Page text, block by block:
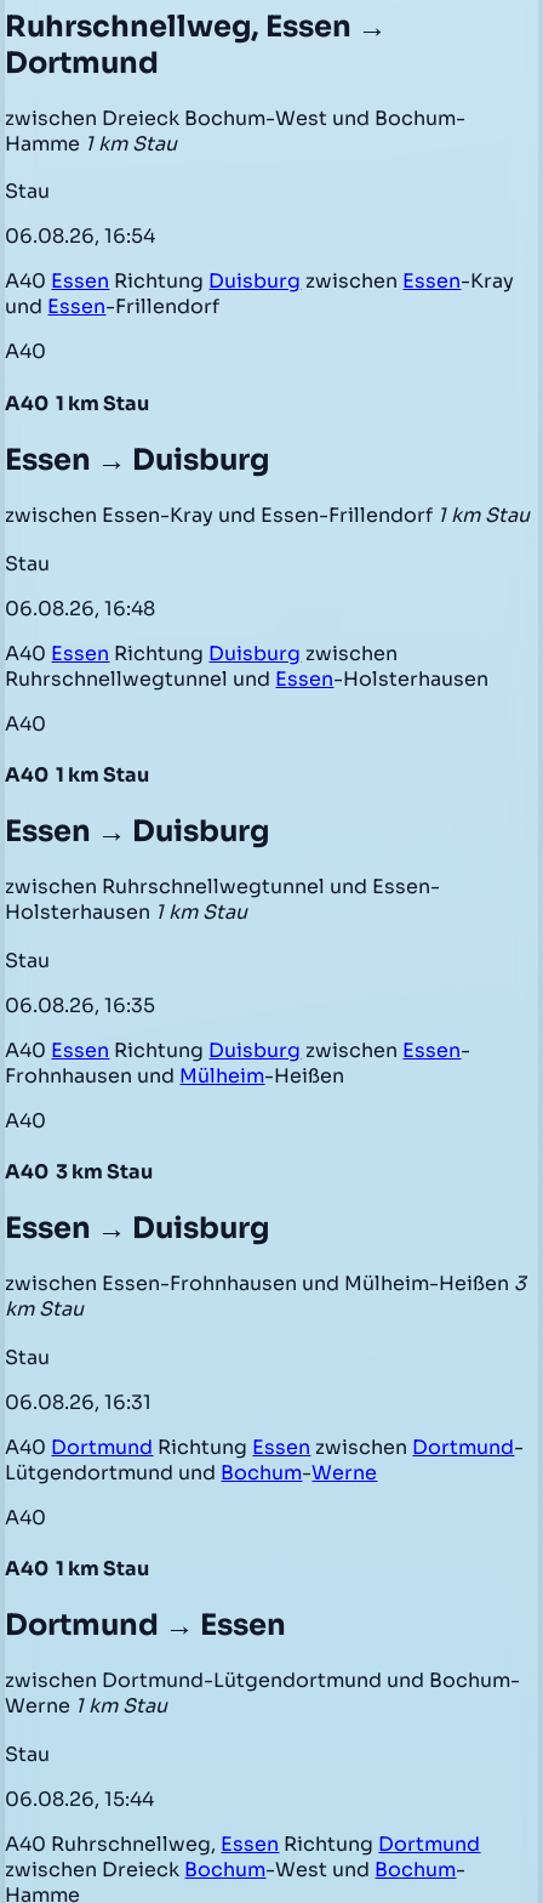
Ruhrschnellweg, Essen →
Dortmund
zwischen Dreieck Bochum-West und Bochum-
Hamme 1 km Stau
Stau
06.08.26, 16:54
A40 Essen Richtung Duisburg zwischen Essen-Kray
und Essen-Frillendorf
A40
A40 1 km Stau
Essen → Duisburg
zwischen Essen-Kray und Essen-Frillendorf 1 km Stau
Stau
06.08.26, 16:48
A40 Essen Richtung Duisburg zwischen
Ruhrschnellwegtunnel und Essen-Holsterhausen
A40
A40 1 km Stau
Essen → Duisburg
zwischen Ruhrschnellwegtunnel und Essen-
Holsterhausen 1 km Stau
Stau
06.08.26, 16:35
A40 Essen Richtung Duisburg zwischen Essen-
Frohnhausen und Mülheim-Heißen
A40
A40 3 km Stau
Essen → Duisburg
zwischen Essen-Frohnhausen und Mülheim-Heißen 3
km Stau
Stau
06.08.26, 16:31
A40 Dortmund Richtung Essen zwischen Dortmund-
Lütgendortmund und Bochum-Werne
A40
A40 1 km Stau
Dortmund → Essen
zwischen Dortmund-Lütgendortmund und Bochum-
Werne 1 km Stau
Stau
06.08.26, 15:44
A40 Ruhrschnellweg, Essen Richtung Dortmund
zwischen Dreieck Bochum-West und Bochum-
Hamme